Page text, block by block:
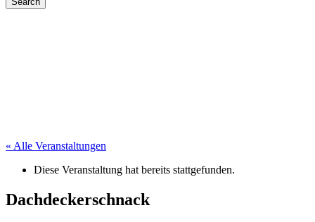
« Alle Veranstaltungen
Diese Veranstaltung hat bereits stattgefunden.
Dachdeckerschnack